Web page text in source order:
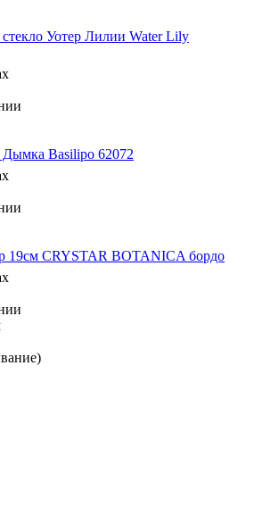
Уотер Лилии Water Lily
Дымка Basilipo 62072
19см CRYSTAR BOTANICA бордо